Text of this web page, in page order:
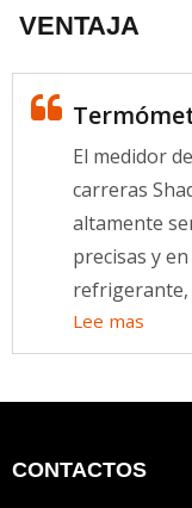
VENTAJA
El medidor
carreras
altamente
precisas y
refrigerante,
Lee mas
CONTACTOS